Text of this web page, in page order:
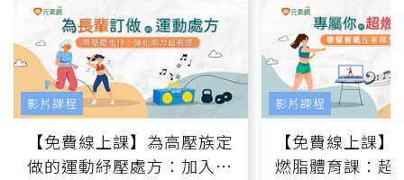
【免費線上課】為高壓族定
做的運動紓壓處方：加入行
影片課程
【免費線上課
燃脂體育課：超
影片課程